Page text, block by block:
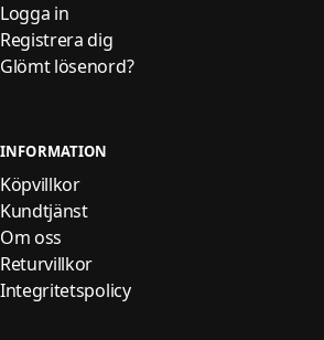
Logga in
Registrera dig
Glömt lösenord?
INFORMATION
Köpvillkor
Kundtjänst
Om oss
Returvillkor
Integritetspolicy